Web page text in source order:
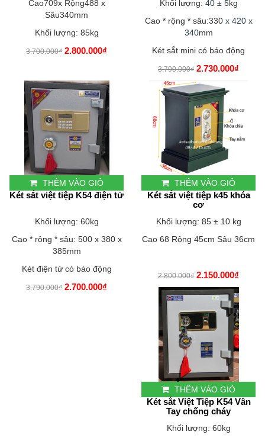
Cao709x Rộng488 x
Sâu340mm
Khối lượng: 85kg
3.700.000₫ 2.800.000₫
Khối lượng: 40 ± 5kg
Cao * rộng * sâu:330x 420 x
340mm
Két sắt mini có báo động
3.790.000₫ 2.730.000₫
THÊM VÀO GIỎ
Két sắt việt tiệp K54 điện tử
Khối lượng: 60kg
Cao * rộng * sâu: 500 x 380 x
385mm
Két điện tử có báo động
3.790.000₫ 2.700.000₫
THÊM VÀO GIỎ
Két sắt việt tiệp k45 khóa
cơ
Khối lượng: 85 ± 10 kg
Cao 68 Rộng 45cm Sâu 36cm
2.800.000₫ 2.150.000₫
THÊM VÀO GIỎ
Két sắt Việt Tiệp K54 Vân
Tay chống cháy
Khối lượng: 60kg